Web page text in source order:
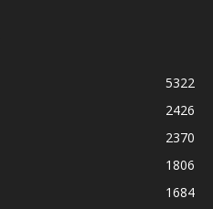
5322
2426
2370
1806
1684